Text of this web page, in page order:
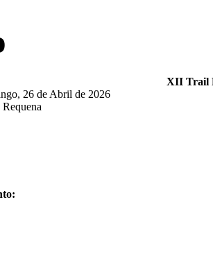
XII Trail
26 de Abril de 2026